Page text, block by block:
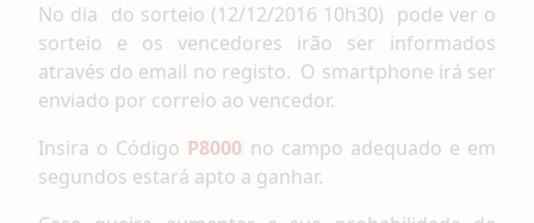
No dia do sorteio (12/12/2016 10h30) pode ver o
sorteio e os vencedores irão ser informados
através do email no registo. O smartphone irá ser
enviado por correio ao vencedor.
Insira o Código P8000 no campo adequado e em
segundos estará apto a ganhar.